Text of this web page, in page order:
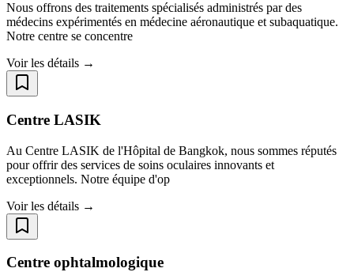
Nous offrons des traitements spécialisés administrés par des
médecins expérimentés en médecine aéronautique et subaquatique.
Notre centre se concentre
Voir les détails →
Centre LASIK
Au Centre LASIK de l'Hôpital de Bangkok, nous sommes réputés
pour offrir des services de soins oculaires innovants et
exceptionnels. Notre équipe d'op
Voir les détails →
Centre ophtalmologique